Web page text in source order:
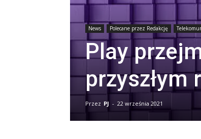
News Polecane przez Redakcję
Play
przyszłym
Przez PJ - 22 września 2021